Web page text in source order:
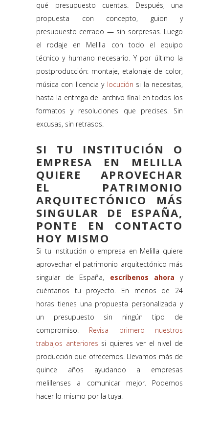
qué presupuesto cuentas. Después, una
propuesta con concepto, guion y
presupuesto cerrado — sin sorpresas. Luego
el rodaje en Melilla con todo el equipo
técnico y humano necesario. Y por último la
postproducción: montaje, etalonaje de color,
música con licencia y locución si la necesitas,
hasta la entrega del archivo final en todos los
formatos y resoluciones que precises. Sin
excusas, sin retrasos.
SI TU INSTITUCIÓN O
EMPRESA EN MELILLA
QUIERE APROVECHAR
EL PATRIMONIO
ARQUITECTÓNICO MÁS
SINGULAR DE ESPAÑA,
PONTE EN CONTACTO
HOY MISMO
Si tu institución o empresa en Melilla quiere
aprovechar el patrimonio arquitectónico más
singular de España, escríbenos ahora y
cuéntanos tu proyecto. En menos de 24
horas tienes una propuesta personalizada y
un presupuesto sin ningún tipo de
compromiso. Revisa primero nuestros
trabajos anteriores si quieres ver el nivel de
producción que ofrecemos. Llevamos más de
quince años ayudando a empresas
melillenses a comunicar mejor. Podemos
hacer lo mismo por la tuya.